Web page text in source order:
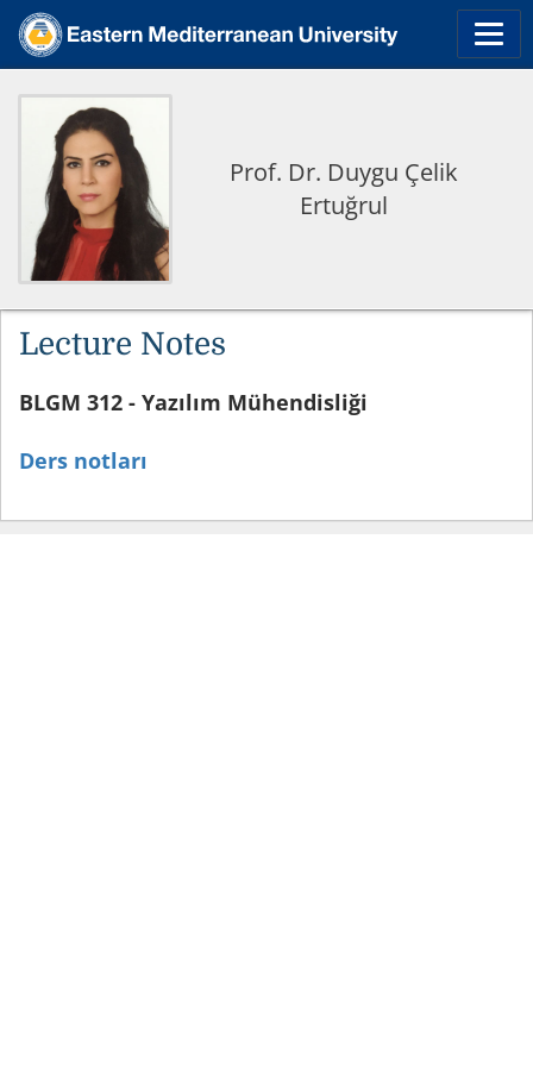
Prof. Dr. Duygu Çelik
Ertuğrul
Lecture Notes
BLGM 312 - Yazılım Mühendisliği
Ders notları